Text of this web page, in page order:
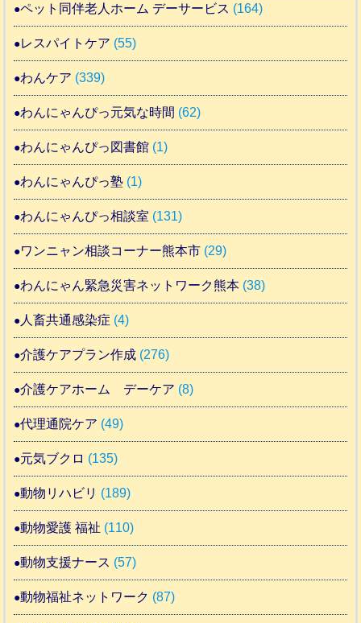
ペット同伴老人ホーム デーサービス (164)
レスパイトケア (55)
わんケア (339)
わんにゃんぴっ元気な時間 (62)
わんにゃんぴっ図書館 (1)
わんにゃんぴっ塾 (1)
わんにゃんぴっ相談室 (131)
ワンニャン相談コーナー熊本市 (29)
わんにゃん緊急災害ネットワーク熊本 (38)
人畜共通感染症 (4)
介護ケアプラン作成 (276)
介護ケアホーム デーケア (8)
代理通院ケア (49)
元気ブクロ (135)
動物リハビリ (189)
動物愛護 福祉 (110)
動物支援ナース (57)
動物福祉ネットワーク (87)